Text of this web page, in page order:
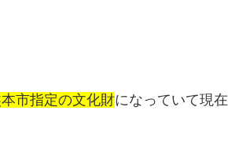
市指定の文化財になっていて現在